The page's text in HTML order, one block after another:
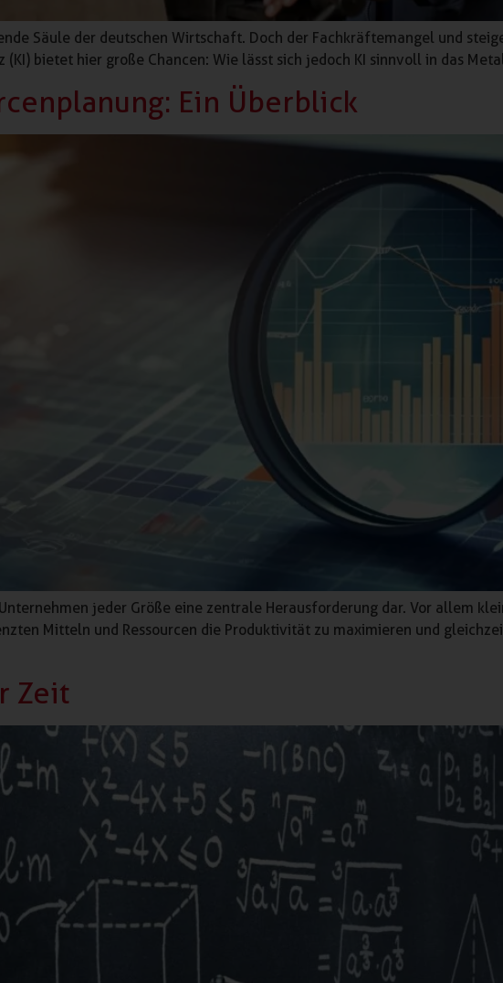
Säule der deutschen Wirtschaft. Doch der Fachkräftemangel und
bietet hier große Chancen: Wie lässt sich jedoch KI sinnvoll in das
Ein Überblick
jeder Größe eine zentrale Herausforderung dar. Vor allem
Mitteln und Ressourcen die Produktivität zu maximieren und
Zeit